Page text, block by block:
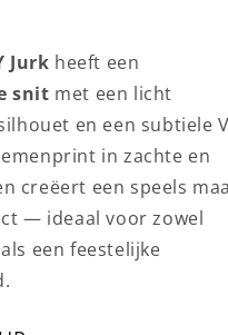
Jurk heeft een
snit met een licht
en een subtiele
in zachte en
creëert een speels
— ideaal voor zowel
een feestelijke